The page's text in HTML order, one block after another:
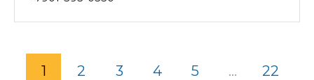
1 2 3 4 5 ... 22